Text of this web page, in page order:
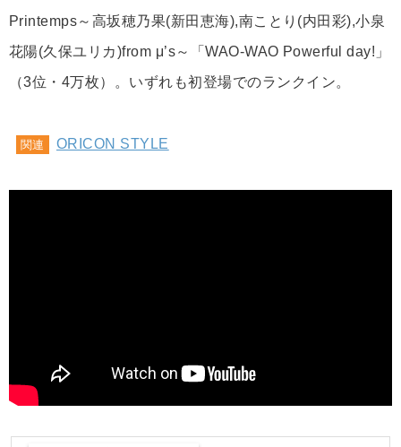
Printemps～高坂穂乃果(新田恵海),南ことり(内田彩),小泉
花陽(久保ユリカ)from μ’s～「WAO-WAO Powerful day!」
（3位・4万枚）。いずれも初登場でのランクイン。
関連 ORICON STYLE